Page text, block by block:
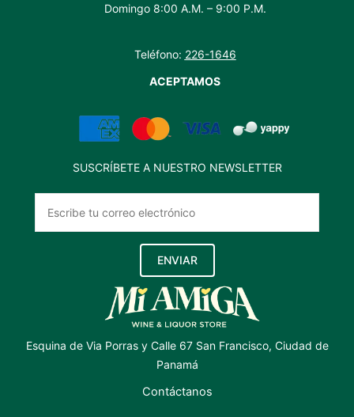
Domingo 8:00 A.M. – 9:00 P.M.
Teléfono: 226-1646
ACEPTAMOS
SUSCRÍBETE A NUESTRO NEWSLETTER
ENVIAR
Esquina de Via Porras y Calle 67 San Francisco, Ciudad de
Panamá
Contáctanos